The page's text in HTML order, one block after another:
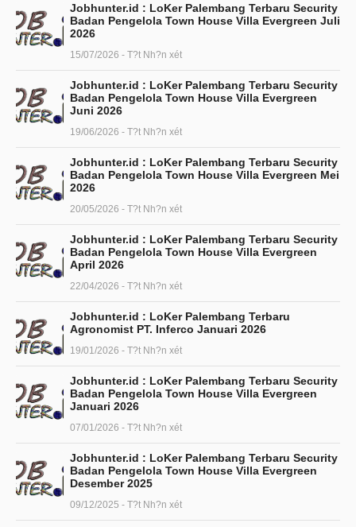
Jobhunter.id : LoKer Palembang Terbaru Security
Badan Pengelola Town House Villa Evergreen Juli
2026
15/07/2026 - T?t Nh?n xét
Jobhunter.id : LoKer Palembang Terbaru Security
Badan Pengelola Town House Villa Evergreen
Juni 2026
19/06/2026 - T?t Nh?n xét
Jobhunter.id : LoKer Palembang Terbaru Security
Badan Pengelola Town House Villa Evergreen Mei
2026
20/05/2026 - T?t Nh?n xét
Jobhunter.id : LoKer Palembang Terbaru Security
Badan Pengelola Town House Villa Evergreen
April 2026
22/04/2026 - T?t Nh?n xét
Jobhunter.id : LoKer Palembang Terbaru
Agronomist PT. Inferco Januari 2026
19/01/2026 - T?t Nh?n xét
Jobhunter.id : LoKer Palembang Terbaru Security
Badan Pengelola Town House Villa Evergreen
Januari 2026
07/01/2026 - T?t Nh?n xét
Jobhunter.id : LoKer Palembang Terbaru Security
Badan Pengelola Town House Villa Evergreen
Desember 2025
09/12/2025 - T?t Nh?n xét